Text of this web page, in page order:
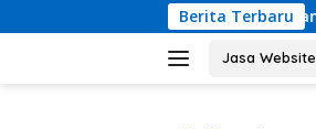
ke
Berita Terbaru
Kekerasan Seksual oleh Ayah Angkat
Jasa Website